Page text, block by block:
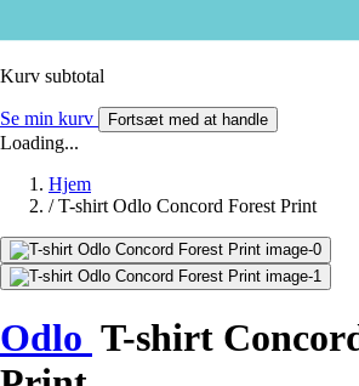
Kurv subtotal
Se min kurv Fortsæt med at handle
Loading...
Hjem
/ T-shirt Odlo Concord Forest Print
Odlo T-shirt